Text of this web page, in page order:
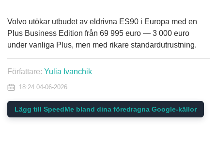
Volvo utökar utbudet av eldrivna ES90 i Europa med en
Plus Business Edition från 69 995 euro — 3 000 euro
under vanliga Plus, men med rikare standardutrustning.
Författare: Yulia Ivanchik
18:24 04-06-2026
Lägg till SpeedMe bland dina föredragna Google-källor